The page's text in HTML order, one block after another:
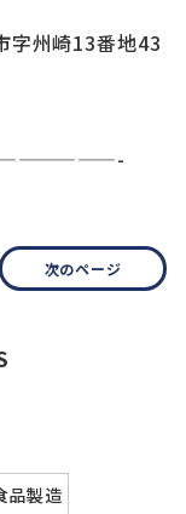
州崎13番地43
次のページ
品製造